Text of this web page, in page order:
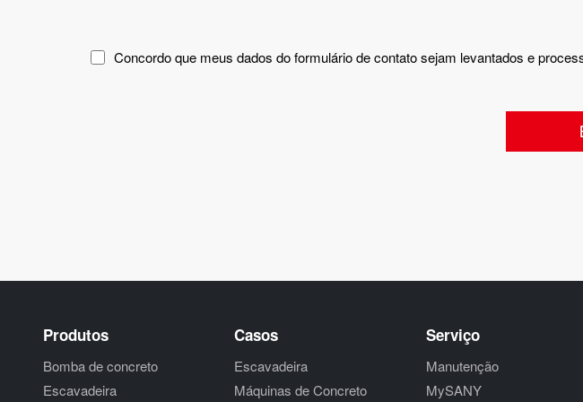
Concordo que meus dados do formulário de contato sejam levantados e
Produtos
Bomba de concreto
Escavadeira
Casos
Escavadeira
Máquinas de Concreto
Serviço
Manutenção
MySANY